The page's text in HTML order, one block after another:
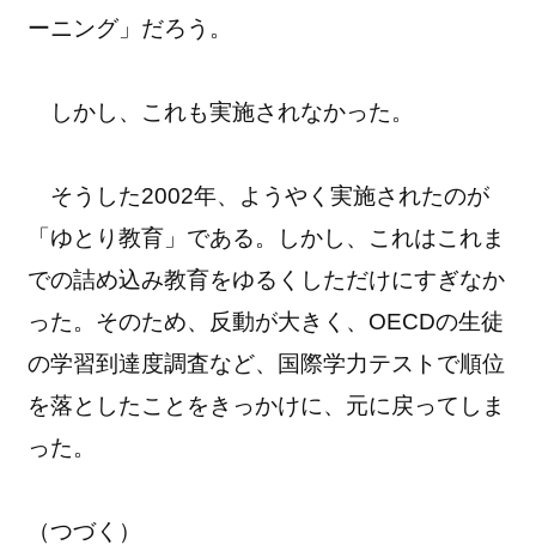
ーニング」だろう。
しかし、これも実施されなかった。
そうした2002年、ようやく実施されたのが
「ゆとり教育」である。しかし、これはこれま
での詰め込み教育をゆるくしただけにすぎなか
った。そのため、反動が大きく、OECDの生徒
の学習到達度調査など、国際学力テストで順位
を落としたことをきっかけに、元に戻ってしま
った。
（つづく）